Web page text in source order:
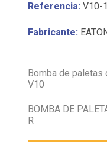
Referencia: V10-
Fabricante:
Bomba de paletas
V10
BOMBA DE
R